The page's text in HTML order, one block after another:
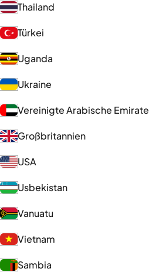
Thailand
Türkei
Uganda
Ukraine
Vereinigte Arabische Emirate
Großbritannien
USA
Usbekistan
Vanuatu
Vietnam
Sambia